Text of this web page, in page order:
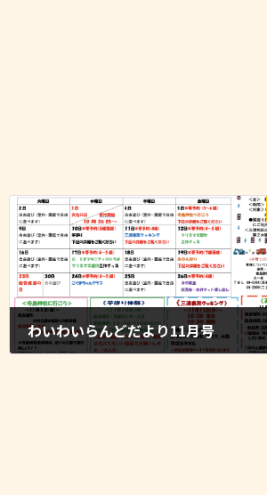
わいわいらんどだより11月号